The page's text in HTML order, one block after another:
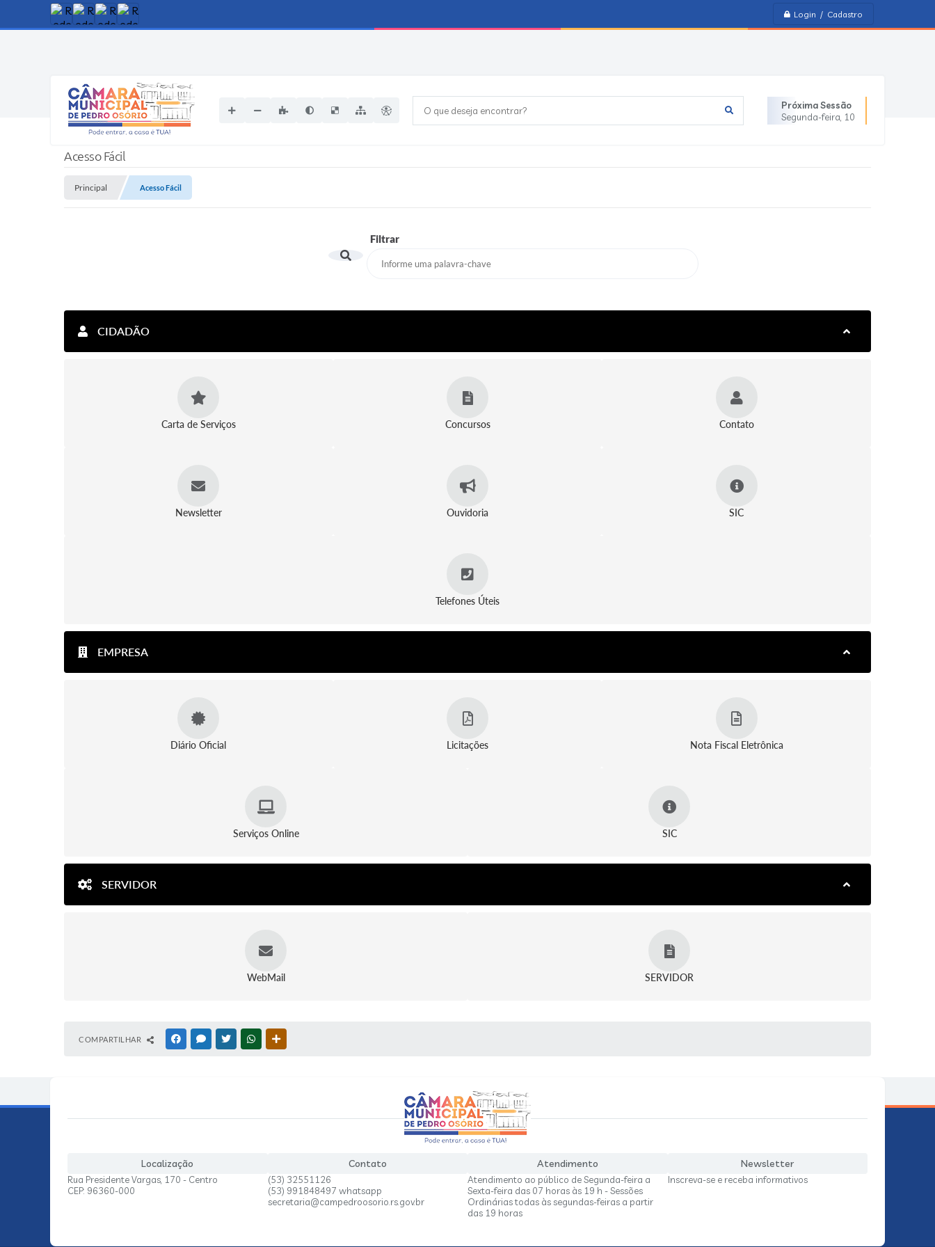
Login / Cadastro
O que deseja encontrar?
Próxima Sessão
Segunda-feira 10
Acesso Fácil
Principal Acesso Fácil
Filtrar
CIDADÃO
Carta de Serviços Concursos Contato
Newsletter Ouvidoria SIC
Telefones Úteis
EMPRESA
Diário Oficial Licitações Nota Fiscal Eletrônica
Serviços Online SIC
SERVIDOR
WebMail SERVIDOR
COMPARTILHAR FACEBOOKMESSENGER
TWITTERWHATSAPP
Localização
Rua Presidente Vargas, 170 - Centro
CEP: 96360-000
Contato
(53) 32551126
(53) 991848497 whatsapp
secretaria@campedroosorio.rs.gov.br
Atendimento
Atendimento ao público de Segunda-feira a
Sexta-feira das 07 horas às 19 h - Sessões
Ordinárias todas às segundas-feiras a partir
das 19 horas
Newsletter
Inscreva-se e receba informativos